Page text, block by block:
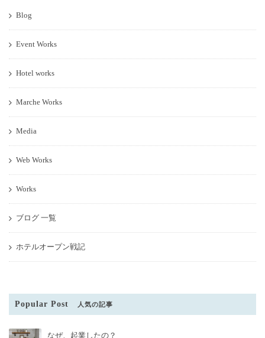
Blog
Event Works
Hotel works
Marche Works
Media
Web Works
Works
ブログ 一覧
ホテルオープン戦記
Popular Post 人気の記事
なぜ、起業したの？